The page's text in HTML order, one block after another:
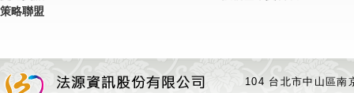
策略聯盟
104 台北市中山區